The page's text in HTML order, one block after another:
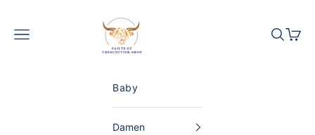
The Scottish Shop Deutschland
Menü Suchen
Baby
Damen